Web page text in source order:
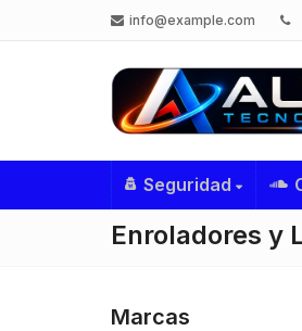
info@example.com
Seguridad
Enroladores y
Marcas